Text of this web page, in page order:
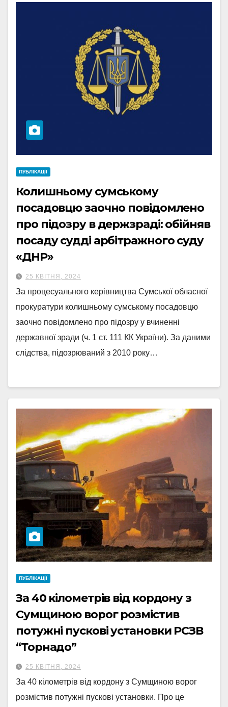
ПУБЛІКАЦІЇ
Колишньому сумському
посадовцю заочно повідомлено
про підозру в держзраді: обійняв
посаду судді арбітражного суду
«ДНР»
25 КВІТНЯ, 2024
За процесуального керівництва Сумської обласної
прокуратури колишньому сумському посадовцю
заочно повідомлено про підозру у вчиненні
державної зради (ч. 1 ст. 111 КК України). За даними
слідства, підозрюваний з 2010 року…
ПУБЛІКАЦІЇ
За 40 кілометрів від кордону з
Сумщиною ворог розмістив
потужні пускові установки РСЗВ
“Торнадо”
25 КВІТНЯ, 2024
За 40 кілометрів від кордону з Сумщиною ворог
розмістив потужні пускові установки. Про це